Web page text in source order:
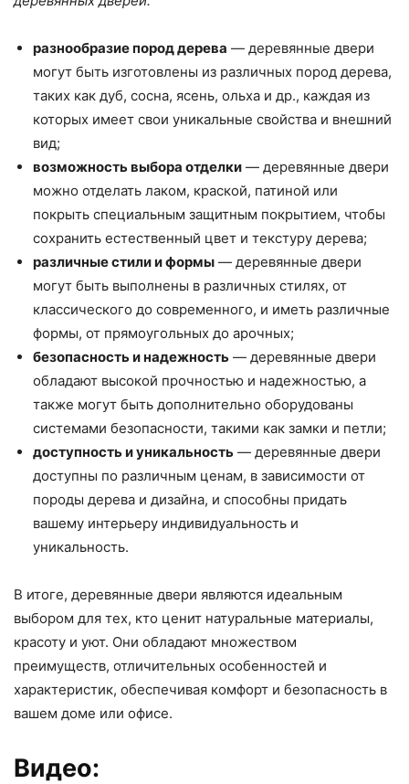
разнообразие пород дерева — деревянные двери
могут быть изготовлены из различных пород дерева,
таких как дуб, сосна, ясень, ольха и др., каждая из
которых имеет свои уникальные свойства и внешний
вид;
возможность выбора отделки — деревянные двери
можно отделать лаком, краской, патиной или
покрыть специальным защитным покрытием, чтобы
сохранить естественный цвет и текстуру дерева;
различные стили и формы — деревянные двери
могут быть выполнены в различных стилях, от
классического до современного, и иметь различные
формы, от прямоугольных до арочных;
безопасность и надежность — деревянные двери
обладают высокой прочностью и надежностью, а
также могут быть дополнительно оборудованы
системами безопасности, такими как замки и петли;
доступность и уникальность — деревянные двери
доступны по различным ценам, в зависимости от
породы дерева и дизайна, и способны придать
вашему интерьеру индивидуальность и
уникальность.
В итоге, деревянные двери являются идеальным
выбором для тех, кто ценит натуральные материалы,
красоту и уют. Они обладают множеством
преимуществ, отличительных особенностей и
характеристик, обеспечивая комфорт и безопасность в
вашем доме или офисе.
Видео: